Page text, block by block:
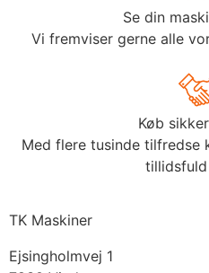
Se din
Vi fremviser gerne alle
Køb
Med flere tusinde tilfredse
tillidsfuld
TK Maskiner
Ejsingholmvej 1